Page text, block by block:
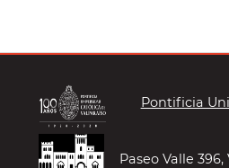
Pontificia
Paseo Valle